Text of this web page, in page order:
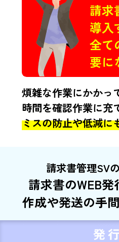
請求
導入
全て
要に
煩雑な作業にかかっ
時間を確認作業に充
ミスの防止や低減に
請求書管理SV
請求書のWEB
作成や発送の手